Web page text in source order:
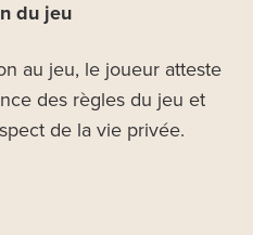
du jeu
au jeu, le joueur atteste
des règles du jeu et
de la vie privée.